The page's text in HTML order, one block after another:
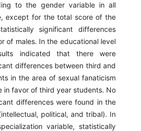
to the gender variable in all
except for the total score of the
significant differences
of males. In the educational level
indicated that there were
differences between third and
in the area of sexual fanaticism
in favor of third year students. No
differences were found in the
political, and tribal). In
variable, statistically